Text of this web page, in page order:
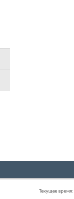
Текущее время: